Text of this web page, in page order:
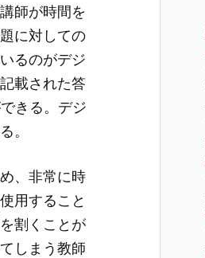
師が時間を
に対しての
るのがデジ
載された答
きる。デジ
。
、非常に時
用すること
割くことが
しまう教師